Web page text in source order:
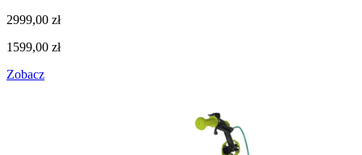
2999,00 zł
1599,00 zł
Zobacz